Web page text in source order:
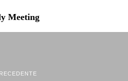
Meeting